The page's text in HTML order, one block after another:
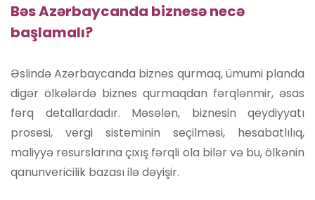
Bəs Azərbaycanda biznesə necə
başlamalı?
Əslində Azərbaycanda biznes qurmaq, ümumi planda
digər ölkələrdə biznes qurmaqdan fərqlənmir, əsas
fərq detallardadır. Məsələn, biznesin qeydiyyatı
prosesi, vergi sisteminin seçilməsi, hesabatlılıq,
maliyyə resurslarına çıxış fərqli ola bilər və bu, ölkənin
qanunvericilik bazası ilə dəyişir.